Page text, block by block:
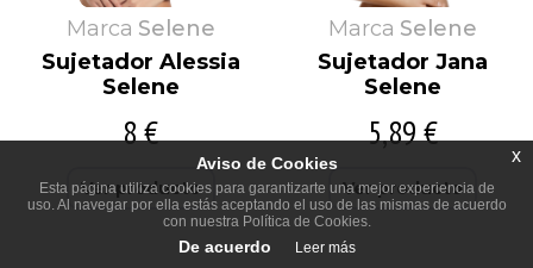
Marca Selene
Sujetador Alessia
Selene
8 €
Ver producto
Marca Selene
Sujetador Jana
Selene
5,89 €
Ver producto
Aviso de Cookies
Esta página utiliza cookies para garantizarte una mejor experiencia de
uso. Al navegar por ella estás aceptando el uso de las mismas de acuerdo
con nuestra Política de Cookies.
De acuerdo Leer más
x